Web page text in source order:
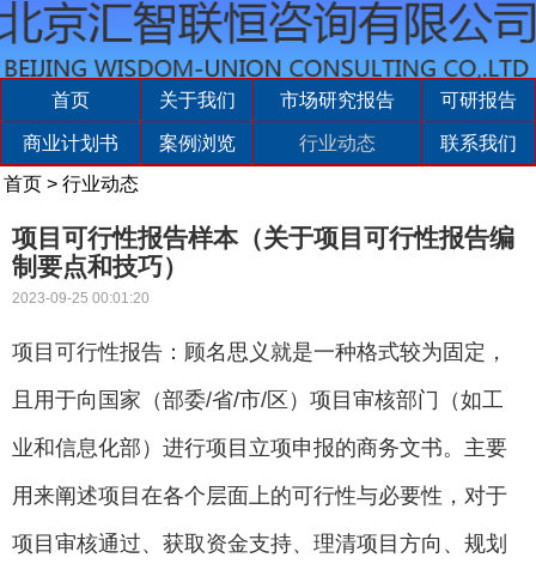
首页 关于我们 市场研究报告 可研报告
商业计划书 案例浏览 行业动态
联系我们
首页 > 行业动态
项目可行性报告样本（关于项目可行性报告编
制要点和技巧）
2023-09-25 00:01:20
项目可行性报告：顾名思义就是一种格式较为固定，
且用于向国家（部委/省/市/区）项目审核部门（如工
业和信息化部）进行项目立项申报的商务文书。主要
用来阐述项目在各个层面上的可行性与必要性，对于
项目审核通过、获取资金支持、理清项目方向、规划